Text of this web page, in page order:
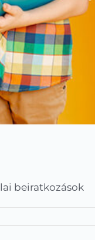
beiratkozások